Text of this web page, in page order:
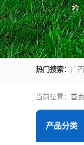
热门搜索：
当前位置： 首页
产品分类